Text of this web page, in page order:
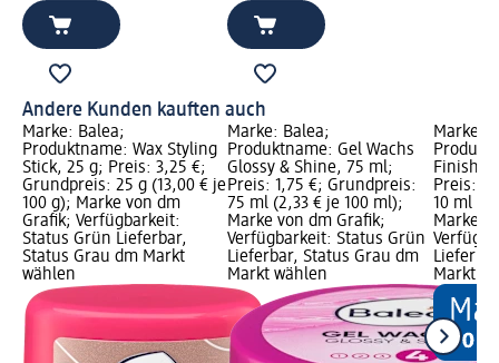
Andere Kunden kauften auch
Marke: Balea;
Produktname: Wax Styling
Stick, 25 g; Preis: 3,25 €;
Grundpreis: 25 g (13,00 € je
100 g); Marke von dm
Grafik; Verfügbarkeit:
Status Grün Lieferbar,
Status Grau dm Markt
wählen
Marke: Balea;
Produktname: Gel Wachs
Glossy & Shine, 75 ml;
Preis: 1,75 €; Grundpreis:
75 ml (2,33 € je 100 ml);
Marke von dm Grafik;
Verfügbarkeit: Status Grün
Lieferbar, Status Grau dm
Markt wählen
Marke:
Preis:
10 ml
Marke
Markt